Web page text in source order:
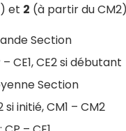
et 2 (à partir du CM2)
Section
CE1, CE2 si débutant
Section
si initié, CM1 – CM2